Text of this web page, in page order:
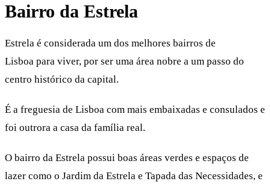
Bairro da Estrela
Estrela é considerada um dos melhores bairros de
Lisboa para viver, por ser uma área nobre a um passo do
centro histórico da capital.
É a freguesia de Lisboa com mais embaixadas e consulados e
foi outrora a casa da família real.
O bairro da Estrela possui boas áreas verdes e espaços de
lazer como o Jardim da Estrela e Tapada das Necessidades, e